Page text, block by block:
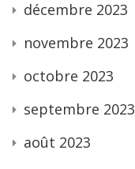
décembre 2023
novembre 2023
octobre 2023
septembre 2023
août 2023